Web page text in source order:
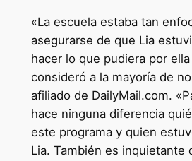
«La escuela estaba tan
asegurarse de que Lia
hacer lo que pudiera por
consideró a la mayoría de
afiliado de DailyMail.com.
hace ninguna diferencia
este programa y quien
Lia. También es inquietante